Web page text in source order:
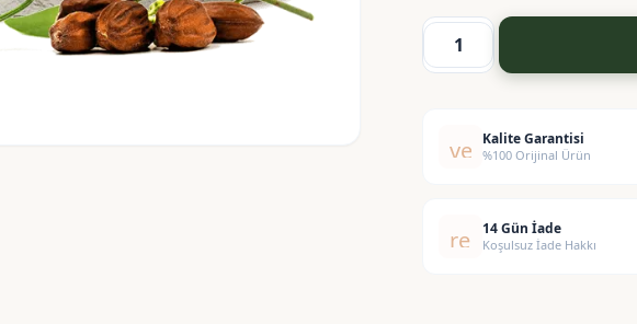
Jojoba
Yağıverified
Kalite Garantisi
%100 Orijinal Ürün
replay14 Gün İade
Koşulsuz İade Hakkı